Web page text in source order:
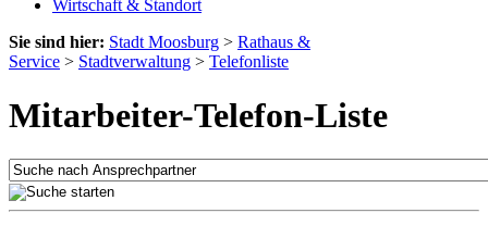
Wirtschaft & Standort
Sie sind hier: Stadt Moosburg > Rathaus &
Service > Stadtverwaltung > Telefonliste
Mitarbeiter-Telefon-Liste